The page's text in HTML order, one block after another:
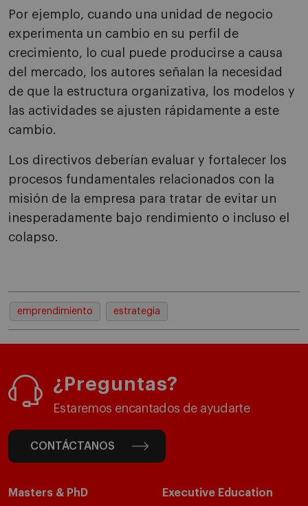
Por ejemplo, cuando una unidad de negocio
experimenta un cambio en su perfil de
crecimiento, lo cual puede producirse a causa
del mercado, los autores señalan la necesidad
de que la estructura organizativa, los modelos y
las actividades se ajusten rápidamente a este
cambio.
Los directivos deberían evaluar y fortalecer los
procesos fundamentales relacionados con la
misión de la empresa para tratar de evitar un
inesperadamente bajo rendimiento o incluso el
colapso.
emprendimiento estrategia
¿Preguntas?
Estaremos encantados de ayudarte
CONTÁCTANOS
Masters & PhD Executive Education